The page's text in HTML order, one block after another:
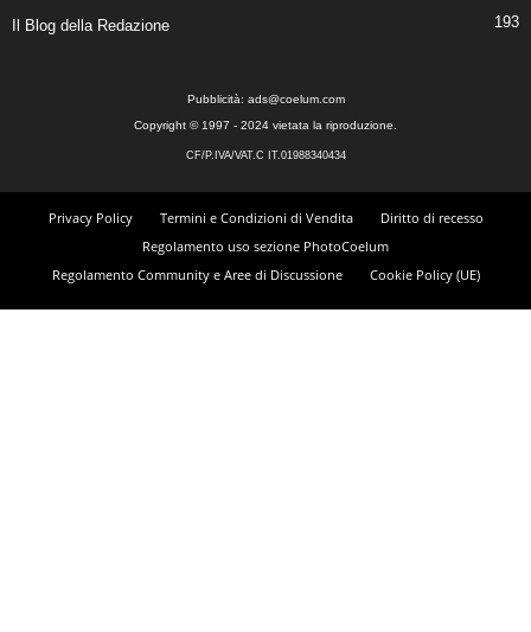
Il Blog della Redazione 193
Pubblicità: ads@coelum.com
Copyright © 1997 - 2024 vietata la riproduzione.
CF/P.IVA/VAT.C IT.01988340434
Privacy Policy Termini e Condizioni di Vendita
Diritto di recesso
Regolamento uso sezione PhotoCoelum
Regolamento Community e Aree di Discussione
Cookie Policy (UE)